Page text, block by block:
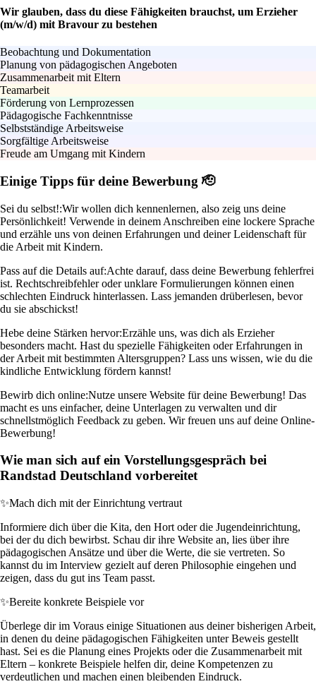
Wir glauben, dass du diese Fähigkeiten brauchst, um Erzieher
(m/w/d) mit Bravour zu bestehen
Beobachtung und Dokumentation
Planung von pädagogischen Angeboten
Zusammenarbeit mit Eltern
Teamarbeit
Förderung von Lernprozessen
Pädagogische Fachkenntnisse
Selbstständige Arbeitsweise
Sorgfältige Arbeitsweise
Freude am Umgang mit Kindern
Einige Tipps für deine Bewerbung 🫡
Sei du selbst!:Wir wollen dich kennenlernen, also zeig uns deine
Persönlichkeit! Verwende in deinem Anschreiben eine lockere Sprache
und erzähle uns von deinen Erfahrungen und deiner Leidenschaft für
die Arbeit mit Kindern.
Pass auf die Details auf:Achte darauf, dass deine Bewerbung fehlerfrei
ist. Rechtschreibfehler oder unklare Formulierungen können einen
schlechten Eindruck hinterlassen. Lass jemanden drüberlesen, bevor
du sie abschickst!
Hebe deine Stärken hervor:Erzähle uns, was dich als Erzieher
besonders macht. Hast du spezielle Fähigkeiten oder Erfahrungen in
der Arbeit mit bestimmten Altersgruppen? Lass uns wissen, wie du die
kindliche Entwicklung fördern kannst!
Bewirb dich online:Nutze unsere Website für deine Bewerbung! Das
macht es uns einfacher, deine Unterlagen zu verwalten und dir
schnellstmöglich Feedback zu geben. Wir freuen uns auf deine Online-
Bewerbung!
Wie man sich auf ein Vorstellungsgespräch bei
Randstad Deutschland vorbereitet
✨Mach dich mit der Einrichtung vertraut
Informiere dich über die Kita, den Hort oder die Jugendeinrichtung,
bei der du dich bewirbst. Schau dir ihre Website an, lies über ihre
pädagogischen Ansätze und über die Werte, die sie vertreten. So
kannst du im Interview gezielt auf deren Philosophie eingehen und
zeigen, dass du gut ins Team passt.
✨Bereite konkrete Beispiele vor
Überlege dir im Voraus einige Situationen aus deiner bisherigen Arbeit,
in denen du deine pädagogischen Fähigkeiten unter Beweis gestellt
hast. Sei es die Planung eines Projekts oder die Zusammenarbeit mit
Eltern – konkrete Beispiele helfen dir, deine Kompetenzen zu
verdeutlichen und machen einen bleibenden Eindruck.